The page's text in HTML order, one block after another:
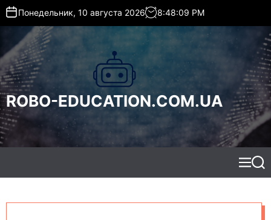
t
o
c
o
n
t
e
Понедельник, 10 августа 2026 8:48:10 PM
ROBO-EDUCATION.COM.UA
M
e
S
e